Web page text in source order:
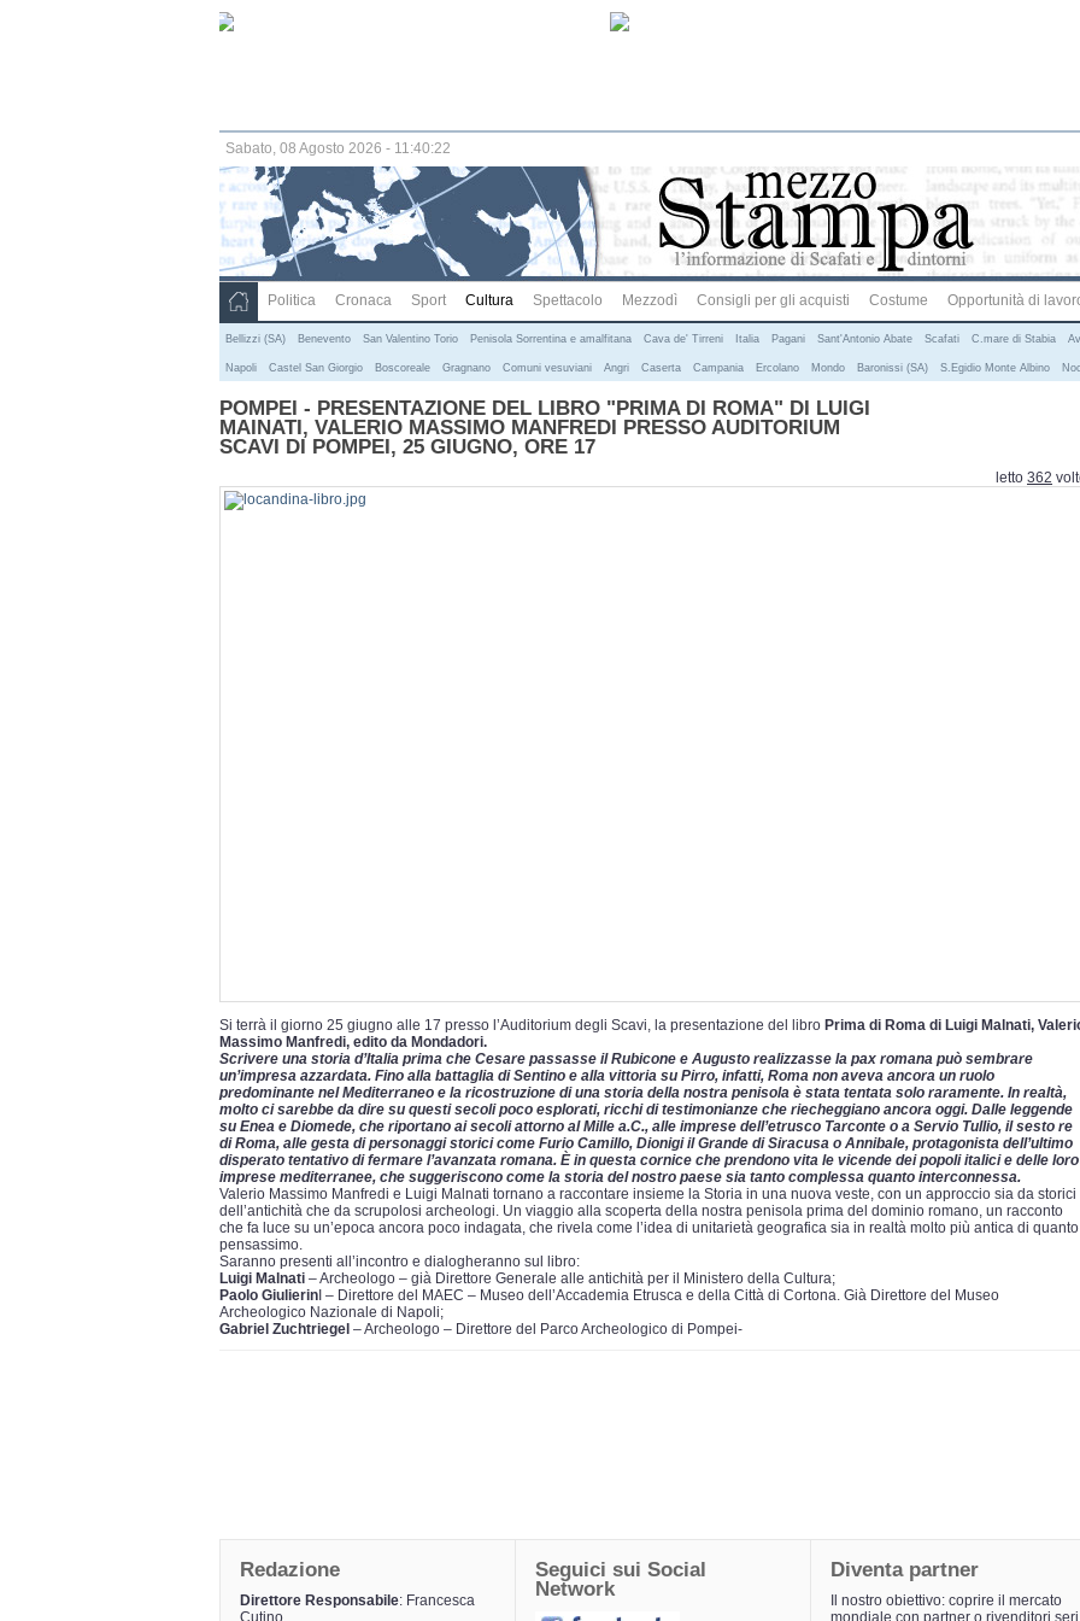
Sabato, 08 Agosto 2026 - 11:40:22
Politica Cronaca Sport Cultura Spettacolo Mezzodì Consigli per gli acquisti Costume Opportunità di
Bellizzi (SA) Benevento San Valentino Torio Penisola Sorrentina e amalfitana Cava de' Tirreni Italia Pagani Sant'Antonio Abate Scafati C.mare di Stabia
Napoli Castel San Giorgio Boscoreale Gragnano Comuni vesuviani Angri Caserta Campania Ercolano Mondo Baronissi (SA) S.Egidio Monte Albino
POMPEI - PRESENTAZIONE DEL LIBRO "PRIMA DI ROMA" DI LUIGI
MAINATI, VALERIO MASSIMO MANFREDI PRESSO AUDITORIUM
SCAVI DI POMPEI, 25 GIUGNO, ORE 17
letto 362
Si terrà il giorno 25 giugno alle 17 presso l’Auditorium degli Scavi, la presentazione del libro Prima di Roma di Luigi Malnati,
Massimo Manfredi, edito da Mondadori.
Scrivere una storia d’Italia prima che Cesare passasse il Rubicone e Augusto realizzasse la pax romana può sembrare
un’impresa azzardata. Fino alla battaglia di Sentino e alla vittoria su Pirro, infatti, Roma non aveva ancora un ruolo
predominante nel Mediterraneo e la ricostruzione di una storia della nostra penisola è stata tentata solo raramente. In realtà,
molto ci sarebbe da dire su questi secoli poco esplorati, ricchi di testimonianze che riecheggiano ancora oggi. Dalle leggende
su Enea e Diomede, che riportano ai secoli attorno al Mille a.C., alle imprese dell’etrusco Tarconte o a Servio Tullio, il sesto re
di Roma, alle gesta di personaggi storici come Furio Camillo, Dionigi il Grande di Siracusa o Annibale, protagonista dell’ultimo
disperato tentativo di fermare l’avanzata romana. È in questa cornice che prendono vita le vicende dei popoli italici e delle loro
imprese mediterranee, che suggeriscono come la storia del nostro paese sia tanto complessa quanto interconnessa.
Valerio Massimo Manfredi e Luigi Malnati tornano a raccontare insieme la Storia in una nuova veste, con un approccio sia da storici
dell’antichità che da scrupolosi archeologi. Un viaggio alla scoperta della nostra penisola prima del dominio romano, un racconto
che fa luce su un’epoca ancora poco indagata, che rivela come l’idea di unitarietà geografica sia in realtà molto più antica di quanto
pensassimo.
Saranno presenti all’incontro e dialogheranno sul libro:
Luigi Malnati – Archeologo – già Direttore Generale alle antichità per il Ministero della Cultura;
Paolo Giulierin I – Direttore del MAEC – Museo dell’Accademia Etrusca e della Città di Cortona. Già Direttore del Museo
Archeologico Nazionale di Napoli;
Gabriel Zuchtriegel – Archeologo – Direttore del Parco Archeologico di Pompei-
Redazione
Direttore Responsabile: Francesca
Cutino
Seguici sui Social
Network
Diventa partner
Il nostro obiettivo: coprire il mercato
mondiale con partner o rivenditori seri